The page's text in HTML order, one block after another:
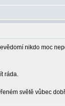
nikdo moc
ráda.
světě vůbec